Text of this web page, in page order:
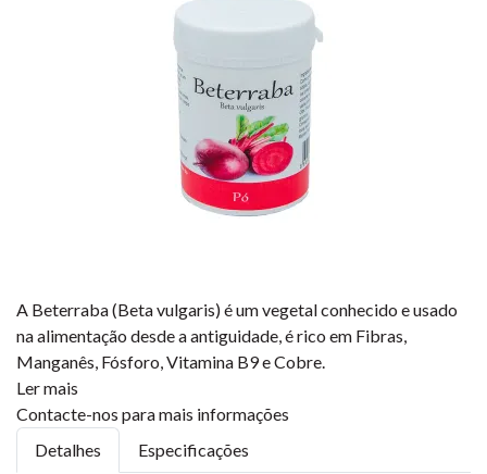
A Beterraba (Beta vulgaris) é um vegetal conhecido e usado
na alimentação desde a antiguidade, é rico em Fibras,
Manganês, Fósforo, Vitamina B9 e Cobre.
Ler mais
Contacte-nos para mais informações
Detalhes
Especificações